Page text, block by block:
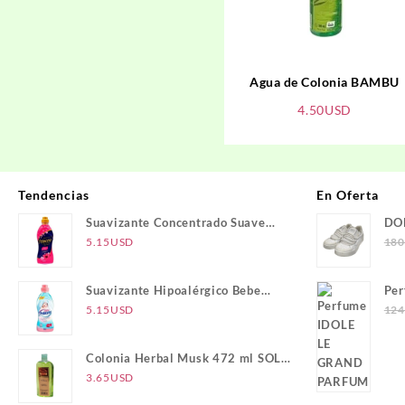
Agua de Colonia BAMBU
4.50USD
Tendencias
Suavizante Concentrado Suave
Placer PRINCESA
5.15 USD
Suavizante Hipoalérgico Bebe
PRINCESA
5.15 USD
Colonia Herbal Musk 472 ml SOL
DE ORO
3.65 USD
En Oferta